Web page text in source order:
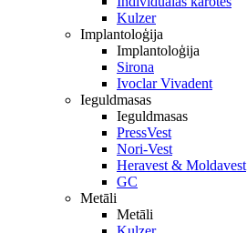
Kulzer
Implantoloģija
Implantoloģija
Sirona
Ivoclar Vivadent
Ieguldmasas
Ieguldmasas
PressVest
Nori-Vest
Heravest & Moldavest
GC
Metāli
Metāli